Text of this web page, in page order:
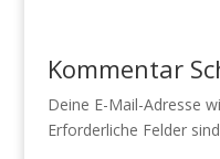
Kommentar
Deine E-Mail-Adresse
Erforderliche Felder